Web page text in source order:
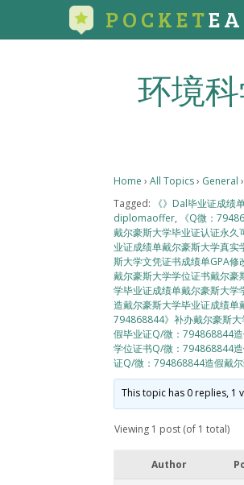
POCKET
环境
Home › All Topics› General ›
Tagged:
《》Dal毕业证成
diplomaoffer,
《Q微：
戴尔豪斯大学毕业证认证永
业证成绩单戴尔豪斯大学真
斯大学文凭证书成绩单GPA
戴尔豪斯大学学位证书戴尔
学毕业证成绩单戴尔豪斯大
造戴尔豪斯大学毕业证成绩
794868844》补办戴尔豪斯
假毕业证Q/微：794868844
学位证书Q/微：794868844
证Q/微：794868844造假戴
This topic has 0 replies, 1
Viewing 1 post (of 1 total)
Author